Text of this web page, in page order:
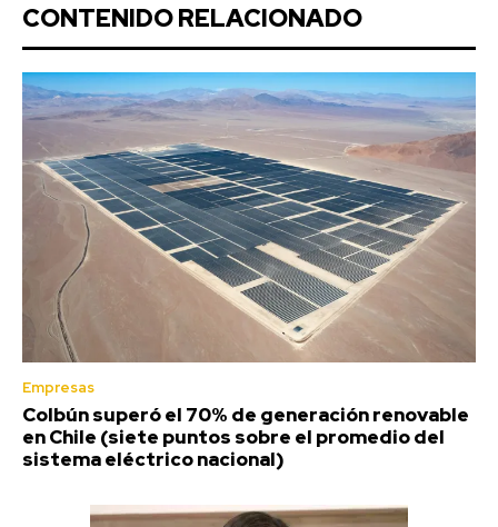
CONTENIDO RELACIONADO
Empresas
Colbún superó el 70% de generación renovable
en Chile (siete puntos sobre el promedio del
sistema eléctrico nacional)